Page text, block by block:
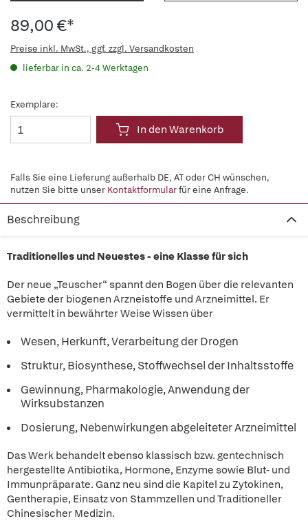
89,00 €*
Preise inkl. MwSt., ggf. zzgl. Versandkosten
lieferbar in ca. 2-4 Werktagen
Exemplare:
In den Warenkorb
Falls Sie eine Lieferung außerhalb DE, AT oder CH wünschen,
nutzen Sie bitte unser Kontaktformularfür eine Anfrage.
Beschreibung
Traditionelles und Neuestes - eine Klasse für sich
Der neue „Teuscher“ spannt den Bogen über die relevanten
Gebiete der biogenen Arzneistoffe und Arzneimittel. Er
vermittelt in bewährter Weise Wissen über
Wesen, Herkunft, Verarbeitung der Drogen
Struktur, Biosynthese, Stoffwechsel der Inhaltsstoffe
Gewinnung, Pharmakologie, Anwendung der
Wirksubstanzen
Dosierung, Nebenwirkungen abgeleiteter Arzneimittel
Das Werk behandelt ebenso klassisch bzw. gentechnisch
hergestellte Antibiotika, Hormone, Enzyme sowie Blut- und
Immunpräparate. Ganz neu sind die Kapitel zu Zytokinen,
Gentherapie, Einsatz von Stammzellen und Traditioneller
Chinesischer Medizin.